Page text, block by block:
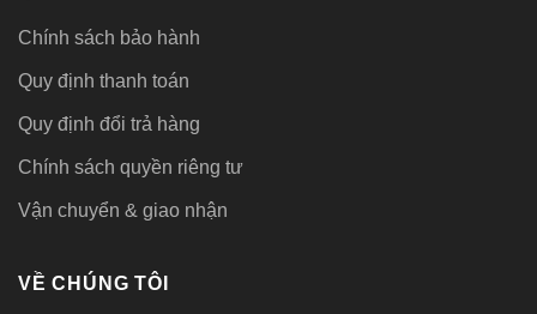
Chính sách bảo hành
Quy định thanh toán
Quy định đổi trả hàng
Chính sách quyền riêng tư
Vận chuyển & giao nhận
VỀ CHÚNG TÔI